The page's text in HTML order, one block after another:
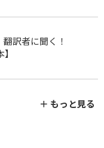
訳者に聞く！
＋ もっと見る